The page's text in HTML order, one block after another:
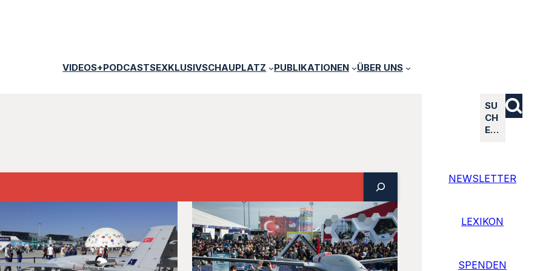
VIDEOS+PODCASTSEXKLUSIVSCHAUPLATZ PUBLIKATIONEN ÜBER UNS
SU
CH
E…
NEWSLETTER
LEXIKON
SPENDEN